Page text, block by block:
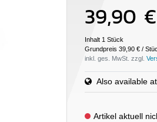
39,90 €
Inhalt 1 Stück
Grundpreis 39,90 € /
inkl. ges. MwSt. zzgl.
Also available
Artikel aktuell